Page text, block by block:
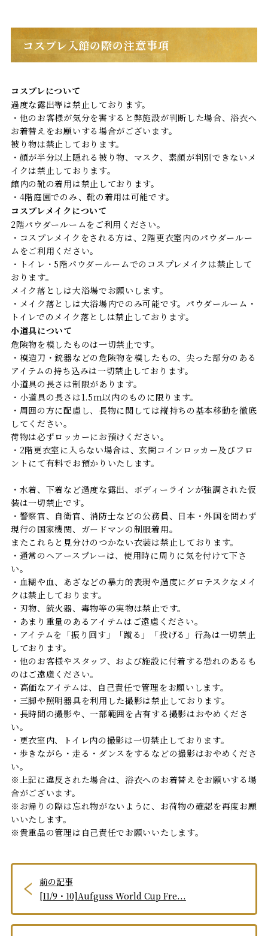
コスプレ入館の際の注意事項
コスプレについて
過度な露出等は禁止しております。
・他のお客様が気分を害すると弊施設が判断した場合、浴衣へ
お着替えをお願いする場合がございます。
被り物は禁止しております。
・顔が半分以上隠れる被り物、マスク、素顔が判別できないメ
イクは禁止しております。
館内の靴の着用は禁止しております。
・4階庭園でのみ、靴の着用は可能です。
コスプレメイクについて
2階パウダールームをご利用ください。
・コスプレメイクをされる方は、2階更衣室内のパウダールー
ムをご利用ください。
・トイレ・5階パウダールームでのコスプレメイクは禁止して
おります。
メイク落としは大浴場でお願いします。
・メイク落としは大浴場内でのみ可能です。パウダールーム・
トイレでのメイク落としは禁止しております。
小道具について
危険物を模したものは一切禁止です。
・模造刀・銃器などの危険物を模したもの、尖った部分のある
アイテムの持ち込みは一切禁止しております。
小道具の長さは制限があります。
・小道具の長さは1.5m以内のものに限ります。
・周囲の方に配慮し、長物に関しては縦持ちの基本移動を徹底
してください。
荷物は必ずロッカーにお預けください。
・2階更衣室に入らない場合は、玄関コインロッカー及びフロ
ントにて有料でお預かりいたします。
・水着、下着など過度な露出、ボディーラインが強調された仮
装は一切禁止です。
・警察官、自衛官、消防士などの公務員、日本・外国を問わず
現行の国家機関、ガードマンの制服着用。
またこれらと見分けのつかない衣装は禁止しております。
・通常のヘアースプレーは、使用時に周りに気を付けて下さ
い。
・血糊や血、あざなどの暴力的表現や過度にグロテスクなメイ
クは禁止しております。
・刃物、銃火器、毒物等の実物は禁止です。
・あまり重量のあるアイテムはご遠慮ください。
・アイテムを「振り回す」「蹴る」「投げる」行為は一切禁止
しております。
・他のお客様やスタッフ、および施設に付着する恐れのあるも
のはご遠慮ください。
・高価なアイテムは、自己責任で管理をお願いします。
・三脚や照明器具を利用した撮影は禁止しております。
・長時間の撮影や、一部範囲を占有する撮影はおやめくださ
い。
・更衣室内、トイレ内の撮影は一切禁止しております。
・歩きながら・走る・ダンスをするなどの撮影はおやめくださ
い。
※上記に違反された場合は、浴衣へのお着替えをお願いする場
合がございます。
※お帰りの際は忘れ物がないように、お荷物の確認を再度お願
いいたします。
※貴重品の管理は自己責任でお願いいたします。
前の記事
[11/9・10]Aufguss World Cup Fre...